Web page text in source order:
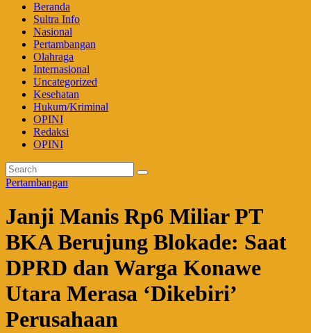
Beranda
Sultra Info
Nasional
Pertambangan
Olahraga
Internasional
Uncategorized
Kesehatan
Hukum/Kriminal
OPINI
Redaksi
OPINI
Pertambangan
Janji Manis Rp6 Miliar PT
BKA Berujung Blokade: Saat
DPRD dan Warga Konawe
Utara Merasa ‘Dikebiri’
Perusahaan